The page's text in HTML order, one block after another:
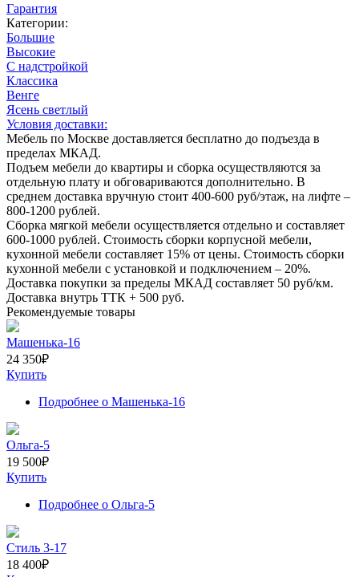
Гарантия
Категории:
Большие
Высокие
С надстройкой
Классика
Венге
Ясень светлый
Условия доставки:
Мебель по Москве доставляется бесплатно до подъезда в
пределах МКАД.
Подъем мебели до квартиры и сборка осуществляются за
отдельную плату и обговариваются дополнительно. В
среднем доставка вручную стоит 400-600 руб/этаж, на лифте –
800-1200 рублей.
Сборка мягкой мебели осуществляется отдельно и составляет
600-1000 рублей. Стоимость сборки корпусной мебели,
кухонной мебели составляет 15% от цены. Стоимость сборки
кухонной мебели с установкой и подключением – 20%.
Доставка покупки за пределы МКАД составляет 50 руб/км.
Доставка внутрь ТТК + 500 руб.
Рекомендуемые товары
Машенька-16
24 350₽
Купить
Подробнее о Машенька-16
Ольга-5
19 500₽
Купить
Подробнее о Ольга-5
Стиль 3-17
18 400₽